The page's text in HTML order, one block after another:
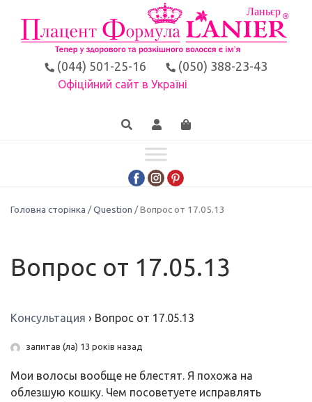
(044) 501-25-16 (050) 388-23-43
Офіційний сайт в Україні
Головна сторінка /Question / Вопрос от 17.05.13
Вопрос от 17.05.13
Консультация › Вопрос от 17.05.13
запитав (ла) 13 років назад
Мои волосы вообще не блестят. Я похожа на
облезшую кошку. Чем посоветуете исправлять